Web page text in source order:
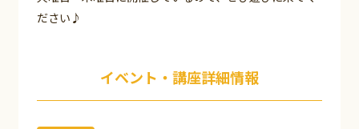
ださい♪
イベント・講座詳細情報